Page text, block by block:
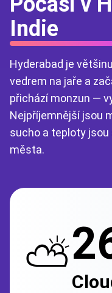
Indie
Hyderabad je
vedrem na jaře a
přichází monzun —
Nejpříjemnější jsou
sucho a teploty
města.
⛅